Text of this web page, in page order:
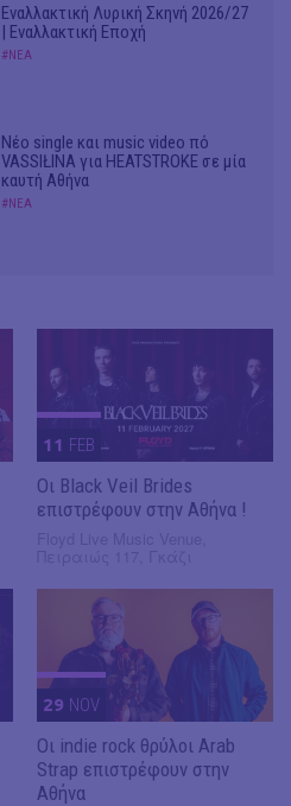
Εναλλακτική Λυρική Σκηνή 2026/27
| Εναλλακτική Εποχή
#ΝΕΑ
Νέο single και music video πό
VASSIŁINA για HEATSTROKE σε μία
καυτή Αθήνα
#ΝΕΑ
11 FEB
Οι Black Veil Brides
επιστρέφουν στην Αθήνα !
29 NOV
Οι indie rock θρύλοι Arab
Strap επιστρέφουν στην
Αθήνα